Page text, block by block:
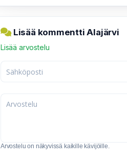
Lisää kommentti Alajärvi
Lisää arvostelu
Arvostelu on näkyvissä kaikille kävijöille.